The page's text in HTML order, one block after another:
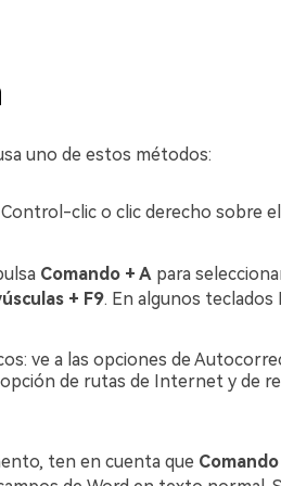
uno de estos métodos:
clic o clic derecho sobre
Comando + Apara
+ F9. En algunos teclados
ve a las opciones de
de rutas de Internet y de
ten en cuenta que